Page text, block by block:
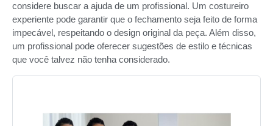
considere buscar a ajuda de um profissional. Um costureiro
experiente pode garantir que o fechamento seja feito de forma
impecável, respeitando o design original da peça. Além disso,
um profissional pode oferecer sugestões de estilo e técnicas
que você talvez não tenha considerado.